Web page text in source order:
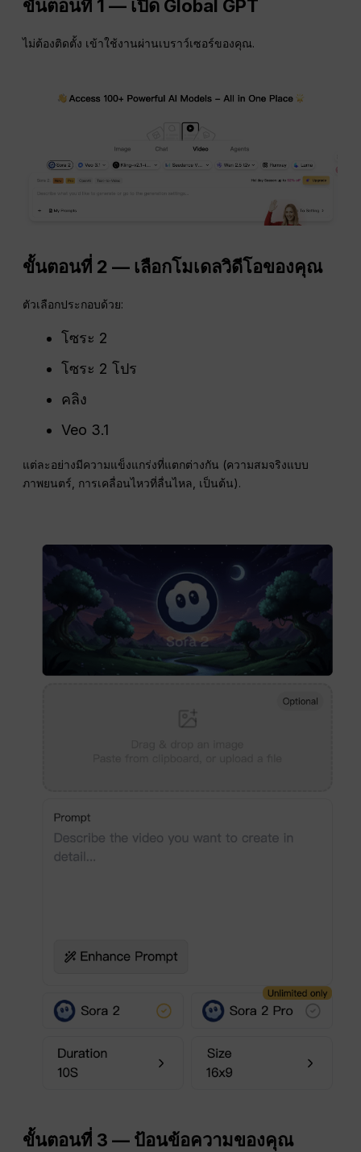
ขั้นตอนที่ 1 — เปิด Global GPT
ไม่ต้องติดตั้ง เข้าใช้งานผ่านเบราว์เซอร์ของคุณ.
ขั้นตอนที่ 2 — เลือกโมเดลวิดีโอของคุณ
ตัวเลือกประกอบด้วย:
โซระ 2
โซระ 2 โปร
คลิง
Veo 3.1
แต่ละอย่างมีความแข็งแกร่งที่แตกต่างกัน (ความสมจริงแบบ
ภาพยนตร์, การเคลื่อนไหวที่ลื่นไหล, เป็นต้น).
ขั้นตอนที่ 3 — ป้อนข้อความของคุณ